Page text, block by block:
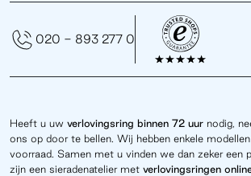
Heeft u uw verlovingsring binnen 72 uur nodig,
ons op door te bellen. Wij hebben enkele
voorraad. Samen met u vinden we dan zeker een
zijn een sieradenatelier met verlovingsringen
020 - 893 277 0